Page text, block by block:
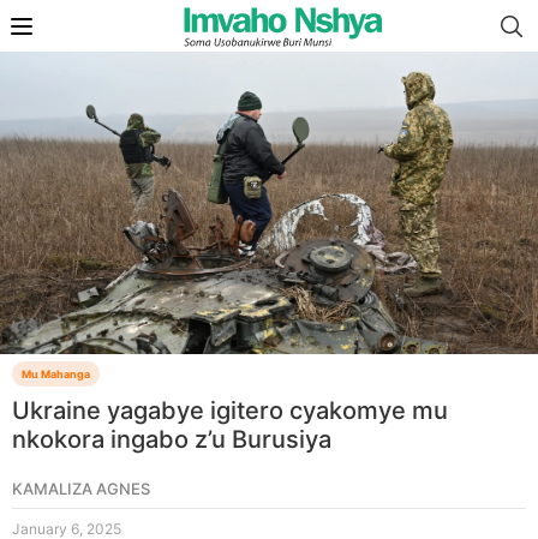
Mu Mahanga
Ukraine yagabye igitero cyakomye mu
nkokora ingabo z’u Burusiya
KAMALIZA AGNES
January 6, 2025